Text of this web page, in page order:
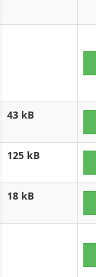
43 kB
125 kB
18 kB